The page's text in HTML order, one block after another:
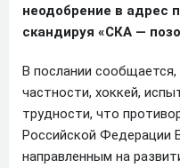
неодобрение в адрес
скандируя «СКА —
В послании сообщается,
частности, хоккей,
трудности, что
Российской Федерации
направленным на